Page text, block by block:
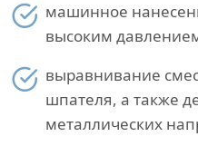
машинное
высоким
выравнивание
шпателя, а также
металлических